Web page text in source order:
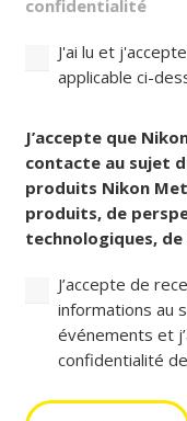
confidentialité
J'ai lu et
applicable ci-
Consentement
J’accepte que
contacte au sujet
produits Nikon
produits, de
technologiques,
J’accepte de
informations au
événements et
confidentialité